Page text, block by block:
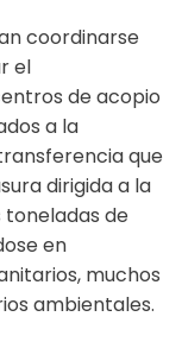
coordinarse
el
de acopio
a la
que
dirigida a la
toneladas de
en
muchos
ambientales.